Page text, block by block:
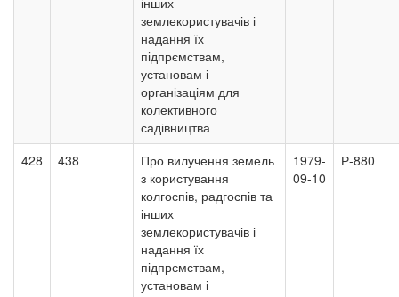
землекористувачів і
надання їх
підпрємствам,
установам і
організаціям для
колективного
садівництва
428 438
Про вилучення земель
з користування
колгоспів, радгоспів та
інших
землекористувачів і
надання їх
підпрємствам,
установам і
1979-
09-10
Р-880